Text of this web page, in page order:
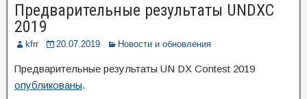
Предварительные результаты UNDXC
2019
kfrr 20.07.2019 Новости и обновления
Предварительные результаты UN DX Contest 2019
опубликованы.